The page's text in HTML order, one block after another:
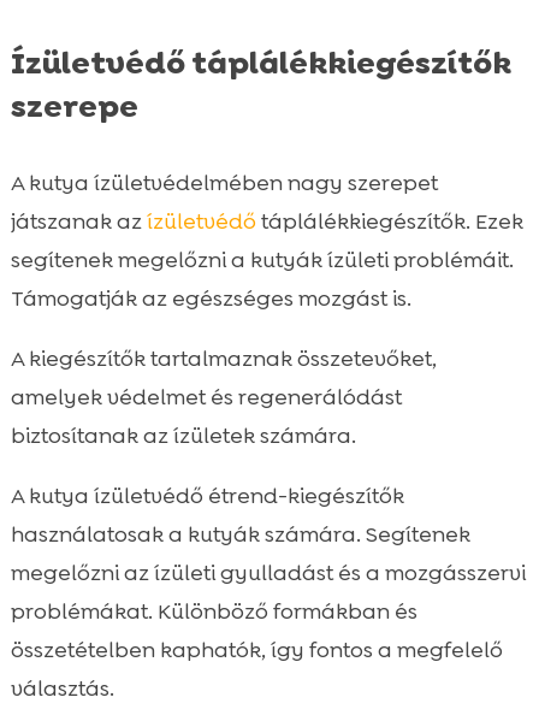
Ízületvédő táplálékkiegészítők
szerepe
A kutya ízületvédelmében nagy szerepet
játszanak azízületvédő táplálékkiegészítők. Ezek
segítenek megelőzni a kutyák ízületi problémáit.
Támogatják az egészséges mozgást is.
A kiegészítők tartalmaznak összetevőket,
amelyek védelmet és regenerálódást
biztosítanak az ízületek számára.
A kutya ízületvédő étrend-kiegészítők
használatosak a kutyák számára. Segítenek
megelőzni az ízületi gyulladást és a mozgásszervi
problémákat. Különböző formákban és
összetételben kaphatók, így fontos a megfelelő
választás.